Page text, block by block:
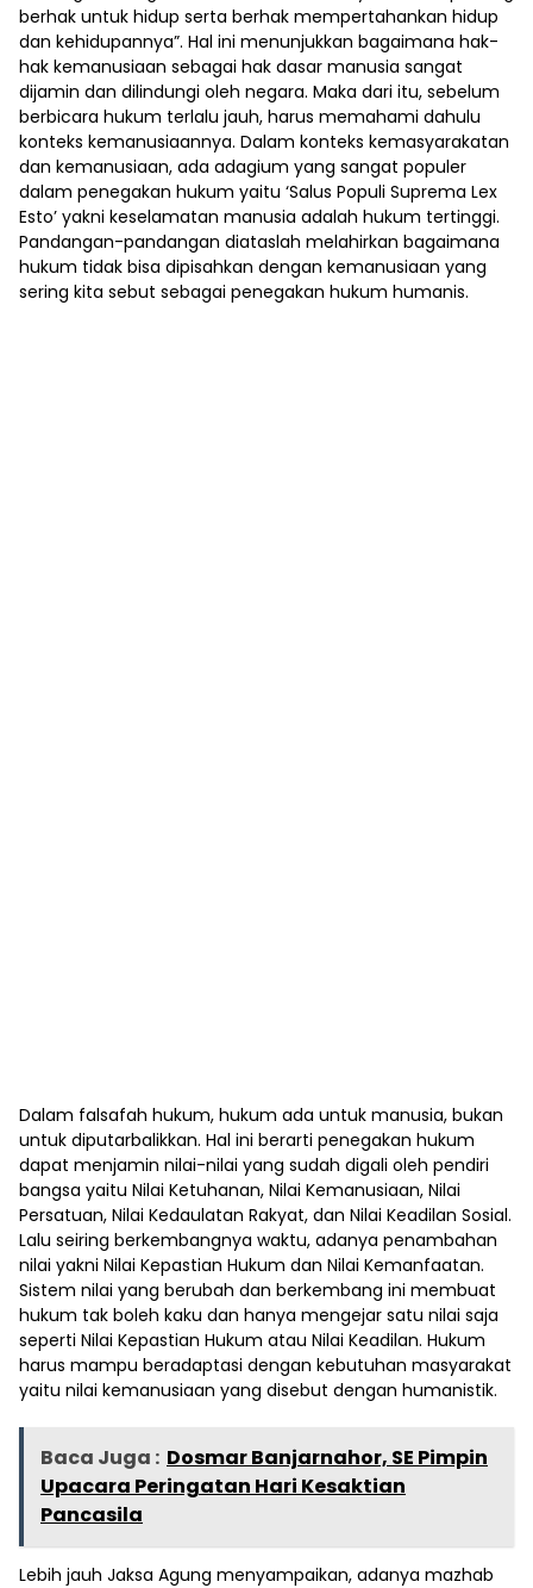
berhak untuk hidup serta berhak mempertahankan hidup
dan kehidupannya”. Hal ini menunjukkan bagaimana hak-
hak kemanusiaan sebagai hak dasar manusia sangat
dijamin dan dilindungi oleh negara. Maka dari itu, sebelum
berbicara hukum terlalu jauh, harus memahami dahulu
konteks kemanusiaannya. Dalam konteks kemasyarakatan
dan kemanusiaan, ada adagium yang sangat populer
dalam penegakan hukum yaitu ‘Salus Populi Suprema Lex
Esto’ yakni keselamatan manusia adalah hukum tertinggi.
Pandangan-pandangan diataslah melahirkan bagaimana
hukum tidak bisa dipisahkan dengan kemanusiaan yang
sering kita sebut sebagai penegakan hukum humanis.
Dalam falsafah hukum, hukum ada untuk manusia, bukan
untuk diputarbalikkan. Hal ini berarti penegakan hukum
dapat menjamin nilai-nilai yang sudah digali oleh pendiri
bangsa yaitu Nilai Ketuhanan, Nilai Kemanusiaan, Nilai
Persatuan, Nilai Kedaulatan Rakyat, dan Nilai Keadilan Sosial.
Lalu seiring berkembangnya waktu, adanya penambahan
nilai yakni Nilai Kepastian Hukum dan Nilai Kemanfaatan.
Sistem nilai yang berubah dan berkembang ini membuat
hukum tak boleh kaku dan hanya mengejar satu nilai saja
seperti Nilai Kepastian Hukum atau Nilai Keadilan. Hukum
harus mampu beradaptasi dengan kebutuhan masyarakat
yaitu nilai kemanusiaan yang disebut dengan humanistik.
Baca Juga : Dosmar Banjarnahor, SE Pimpin
Upacara Peringatan Hari Kesaktian
Pancasila
Lebih jauh Jaksa Agung menyampaikan, adanya mazhab